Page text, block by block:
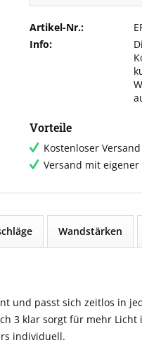
Artikel-Nr.:
Info:
Vorteile
Kostenloser
Versand mit
Wandstärken
und passt sich zeitlos in
3 klar sorgt für mehr Licht
individuell.